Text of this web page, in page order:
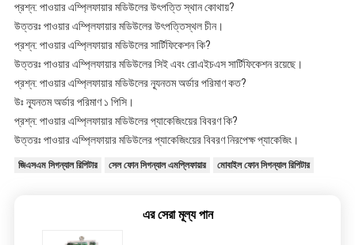
প্রশ্ন: পাওয়ার এম্প্লিফায়ার মডিউলের উৎপত্তি স্থান কোথায়?
উত্তরঃ পাওয়ার এম্প্লিফায়ার মডিউলের উৎপত্তিস্থল চীন।
প্রশ্ন: পাওয়ার এম্প্লিফায়ার মডিউলের সার্টিফিকেশন কি?
উত্তরঃ পাওয়ার এম্প্লিফায়ার মডিউলের সিই এবং রোএইচএস সার্টিফিকেশন রয়েছে।
প্রশ্ন: পাওয়ার এম্প্লিফায়ার মডিউলের ন্যূনতম অর্ডার পরিমাণ কত?
উঃ ন্যূনতম অর্ডার পরিমাণ ১ পিসি।
প্রশ্ন: পাওয়ার এম্প্লিফায়ার মডিউলের প্যাকেজিংয়ের বিবরণ কি?
উত্তরঃ পাওয়ার এম্প্লিফায়ার মডিউলের প্যাকেজিংয়ের বিবরণ নিরপেক্ষ প্যাকেজিং।
জিএসএম সিগন্যাল রিপিটার সেল ফোন সিগন্যাল এমপ্লিফায়ার মোবাইল ফোন সিগন্যাল রিপিটার
এর সেরা মূল্য পান